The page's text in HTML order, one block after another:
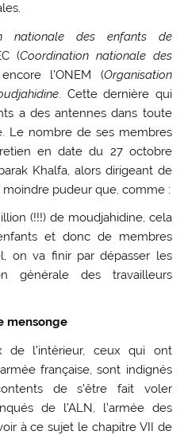
nationale des enfants de
(Coordination nationale des
l’ONEM (Organisation
. Cette dernière qui
a des antennes dans toute
Le nombre de ses membres
en date du 27 octobre
Khalfa, alors dirigeant de
moindre pudeur que, comme :
(!!!) de moudjahidine, cela
et donc de membres
on va finir par dépasser les
générale des travailleurs
mensonge
de l’intérieur, ceux qui ont
française, sont indignés
de s’être fait voler
de l’ALN, l’armée des
à ce sujet le chapitre VII de